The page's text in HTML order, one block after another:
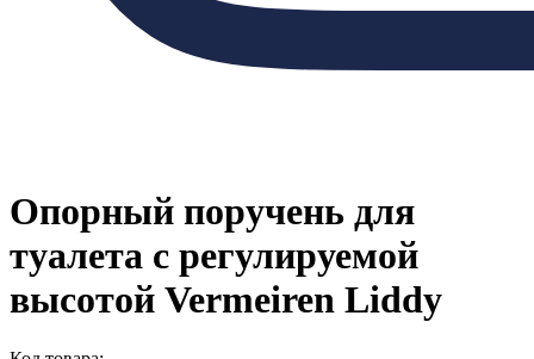
Опорный поручень для
туалета с регулируемой
высотой Vermeiren Liddy